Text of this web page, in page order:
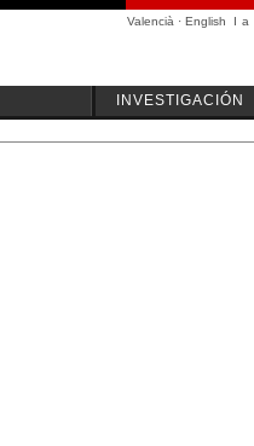
Valencià · English I a
INVESTIGACIÓN